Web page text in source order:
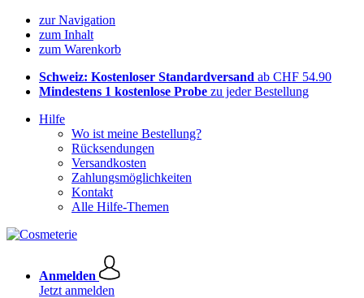
zur Navigation
zum Inhalt
zum Warenkorb
Schweiz: Kostenloser Standardversand ab CHF 54.90
Mindestens 1 kostenlose Probe zu jeder Bestellung
Hilfe
Wo ist meine Bestellung?
Rücksendungen
Versandkosten
Zahlungsmöglichkeiten
Kontakt
Alle Hilfe-Themen
Anmelden
Jetzt anmelden